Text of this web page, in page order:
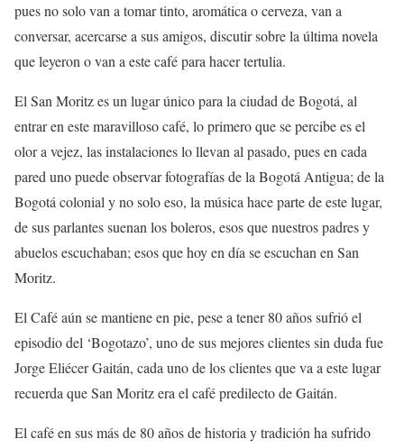
pues no solo van a tomar tinto, aromática o cerveza, van a
conversar, acercarse a sus amigos, discutir sobre la última novela
que leyeron o van a este café para hacer tertulia.
El San Moritz es un lugar único para la ciudad de Bogotá, al
entrar en este maravilloso café, lo primero que se percibe es el
olor a vejez, las instalaciones lo llevan al pasado, pues en cada
pared uno puede observar fotografías de la Bogotá Antigua; de la
Bogotá colonial y no solo eso, la música hace parte de este lugar,
de sus parlantes suenan los boleros, esos que nuestros padres y
abuelos escuchaban; esos que hoy en día se escuchan en San
Moritz.
El Café aún se mantiene en pie, pese a tener 80 años sufrió el
episodio del ‘Bogotazo’, uno de sus mejores clientes sin duda fue
Jorge Eliécer Gaitán, cada uno de los clientes que va a este lugar
recuerda que San Moritz era el café predilecto de Gaitán.
El café en sus más de 80 años de historia y tradición ha sufrido